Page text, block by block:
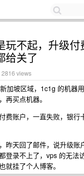
玩不起，升级付
给关了
2816 views
加坡区域，1c1g 的机器
再买点机器。
费账户，一直失败，银行
昨天回了邮件，说升级账
登录不上了，vps 的无法
就挂了个人博客。